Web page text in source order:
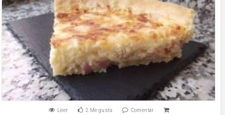
Leer 2 Me gusta Comentar